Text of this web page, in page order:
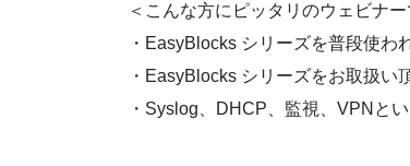
＜こんな方にピッタリのウェビナー
・EasyBlocks シリーズを普段使わ
・EasyBlocks シリーズをお取扱
・Syslog、DHCP、監視、VPNと